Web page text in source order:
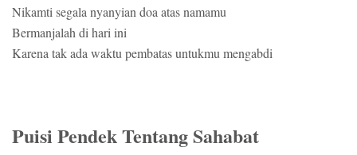
Nikamti segala nyanyian doa atas namamu
Bermanjalah di hari ini
Karena tak ada waktu pembatas untukmu mengabdi
Puisi Pendek Tentang Sahabat